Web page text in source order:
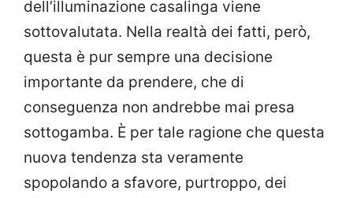
dell’illuminazione casalinga viene
sottovalutata. Nella realtà dei fatti, però,
questa è pur sempre una decisione
importante da prendere, che di
conseguenza non andrebbe mai presa
sottogamba. È per tale ragione che questa
nuova tendenza sta veramente
spopolando a sfavore, purtroppo, dei